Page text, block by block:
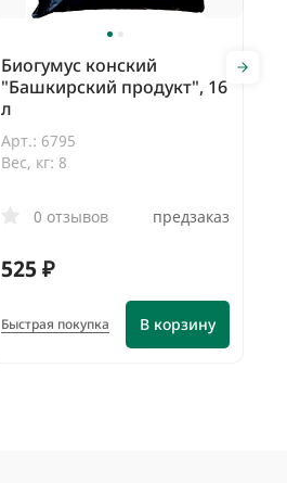
Биогумус конский
"Башкирский продукт", 16
л
Арт.: 6795
Вес, кг: 8
0 отзывов предзаказ
525 ₽
В корзину
Быстрая покупка